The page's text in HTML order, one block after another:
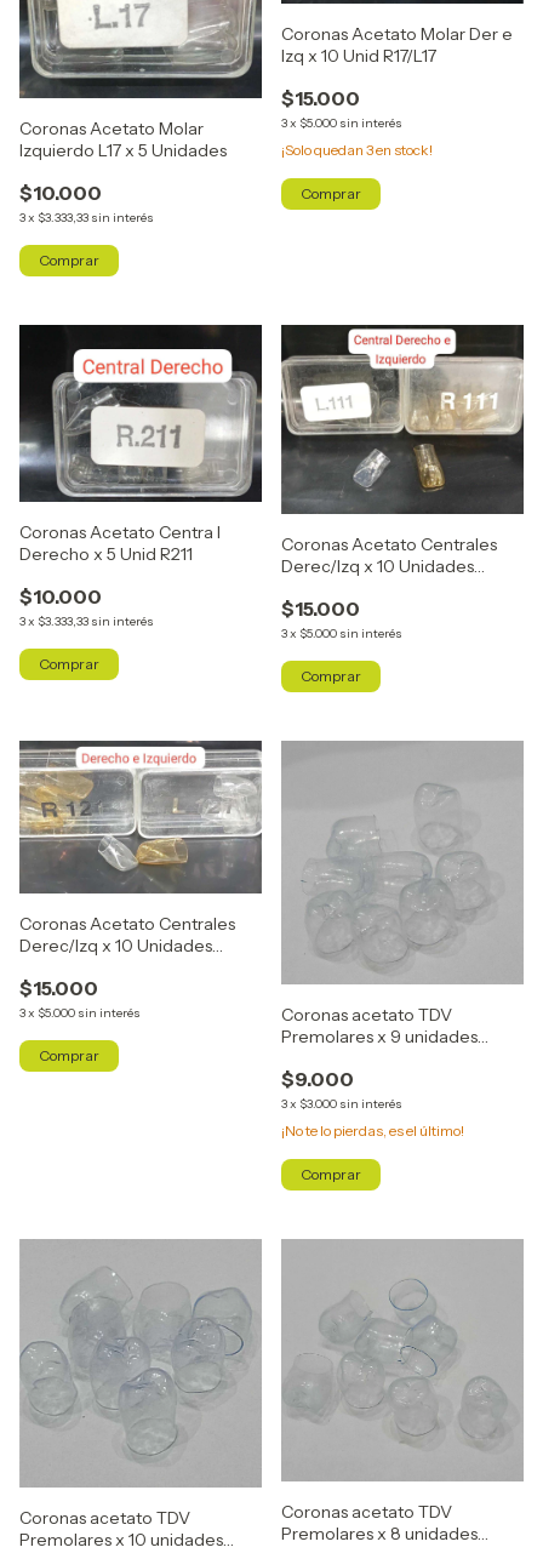
Coronas Acetato Molar
Izquierdo L17 x 5 Unidades
$10.000
3x $3.333,33 sin interés
Coronas Acetato Molar Der e
Izq x 10 Unid R17/L17
$15.000
3x $5.000 sin interés
¡Solo quedan 3en stock!
Coronas Acetato Centra l
Derecho x 5 Unid R211
$10.000
3x $3.333,33 sin interés
Coronas Acetato Centrales
Derec/Izq x 10 Unidades
$15.000
3x $5.000 sin interés
Coronas Acetato Centrales
Derec/Izq x 10 Unidades
$15.000
3x $5.000 sin interés
Coronas acetato TDV
Premolares x 9 unidades
$9.000
3x $3.000 sin interés
¡No te lo pierdas, es el último!
Coronas acetato TDV
Premolares x 10 unidades
Coronas acetato TDV
Premolares x 8 unidades